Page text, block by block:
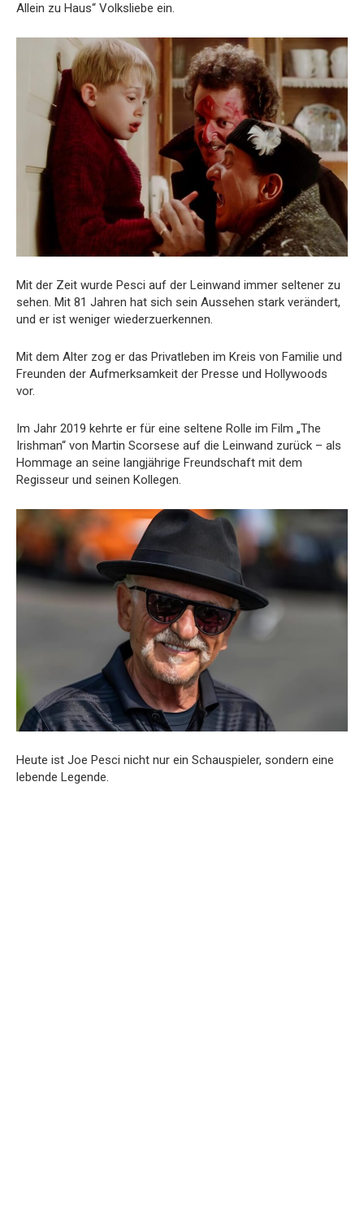
Allein zu Haus“ Volksliebe ein.
Mit der Zeit wurde Pesci auf der Leinwand immer seltener zu
sehen. Mit 81 Jahren hat sich sein Aussehen stark verändert,
und er ist weniger wiederzuerkennen.
Mit dem Alter zog er das Privatleben im Kreis von Familie und
Freunden der Aufmerksamkeit der Presse und Hollywoods
vor.
Im Jahr 2019 kehrte er für eine seltene Rolle im Film „The
Irishman“ von Martin Scorsese auf die Leinwand zurück – als
Hommage an seine langjährige Freundschaft mit dem
Regisseur und seinen Kollegen.
Heute ist Joe Pesci nicht nur ein Schauspieler, sondern eine
lebende Legende.